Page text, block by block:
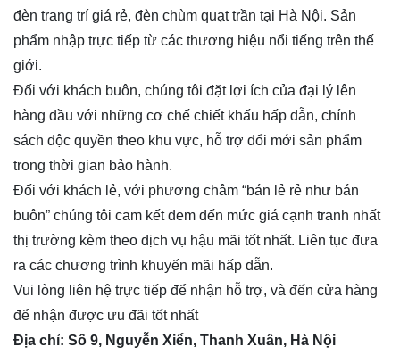
đèn trang trí giá rẻ, đèn chùm quạt trần tại Hà Nội. Sản
phẩm nhập trực tiếp từ các thương hiệu nổi tiếng trên thế
giới.
Đối với khách buôn, chúng tôi đặt lợi ích của đại lý lên
hàng đầu với những cơ chế chiết khấu hấp dẫn, chính
sách độc quyền theo khu vực, hỗ trợ đổi mới sản phẩm
trong thời gian bảo hành.
Đối với khách lẻ, với phương châm “bán lẻ rẻ như bán
buôn” chúng tôi cam kết đem đến mức giá cạnh tranh nhất
thị trường kèm theo dịch vụ hậu mãi tốt nhất. Liên tục đưa
ra các chương trình khuyến mãi hấp dẫn.
Vui lòng liên hệ trực tiếp để nhận hỗ trợ, và đến cửa hàng
để nhận được ưu đãi tốt nhất
Địa chỉ: Số 9, Nguyễn Xiển, Thanh Xuân, Hà Nội